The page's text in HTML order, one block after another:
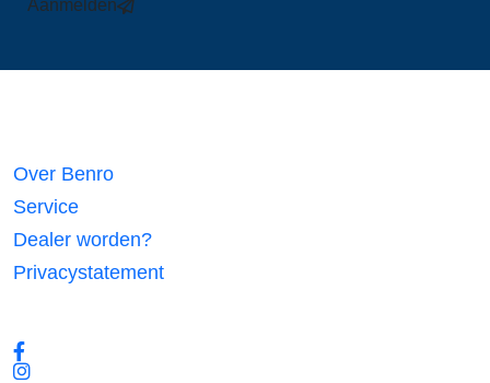
Aanmelden
Over Benro
Service
Dealer worden?
Privacystatement